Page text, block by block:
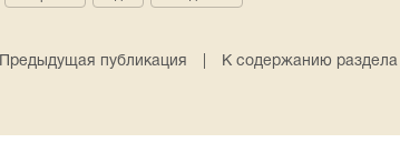
Предыдущая публикация К содержанию раздела